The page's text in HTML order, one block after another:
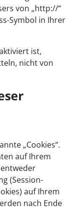
von „http://“
Symbol in Ihrer
ist,
nicht von
„Cookies“.
auf Ihrem
(Session-
auf Ihrem
nach Ende